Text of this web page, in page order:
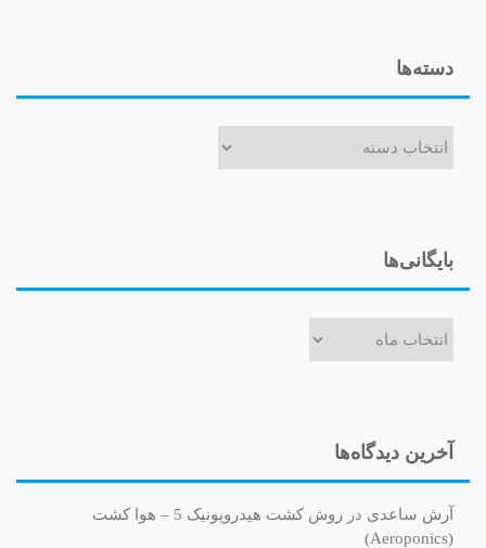
دسته‌ها
بایگانی‌ها
آخرین دیدگاه‌ها
آرش ساعدی در
روش کشت هیدروپونیک 5 – هوا کشت
(Aeroponics)